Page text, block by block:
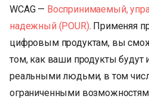
WCAG — Воспринимаемый,
надежный (POUR). Применяя
цифровым продуктам, вы
том, как ваши продукты будут
реальными людьми, в том
ограниченными